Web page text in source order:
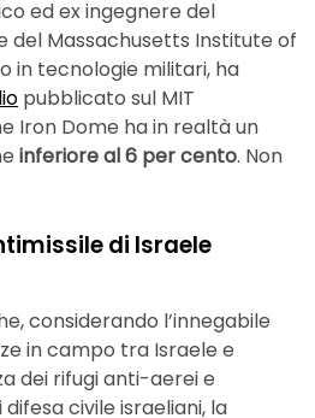
ed ex ingegnere del
del Massachusetts Institute of
in tecnologie militari, ha
pubblicato sul MIT
Iron Dome ha in realtà un
inferiore al 6 per cento. Non
di Israele
considerando l’innegabile
in campo tra Israele e
dei rifugi anti-aerei e
civile israeliani, la